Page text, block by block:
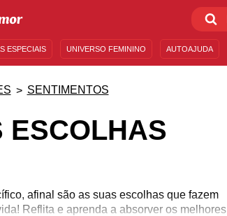
ESPECIAIS UNIVERSO FEMININO AUTOAJUDA
SENTIMENTOS
ESCOLHAS
afinal são as suas escolhas que fazem
Reflita e aprenda a absorver os melhores